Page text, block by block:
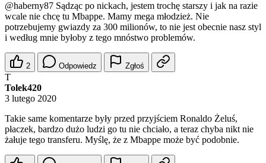
@haberny87 Sądząc po nickach, jestem trochę starszy i jak na razie
wcale nie chcę tu Mbappe. Mamy mega młodzież. Nie
potrzebujemy gwiazdy za 300 milionów, to nie jest obecnie nasz styl
i według mnie byłoby z tego mnóstwo problemów.
2 Odpowiedz Zgłoś
T
Tolek420
3 lutego 2020
Takie same komentarze były przed przyjściem Ronaldo Żeluś,
płaczek, bardzo dużo ludzi go tu nie chciało, a teraz chyba nikt nie
żałuje tego transferu. Myślę, że z Mbappe może być podobnie.